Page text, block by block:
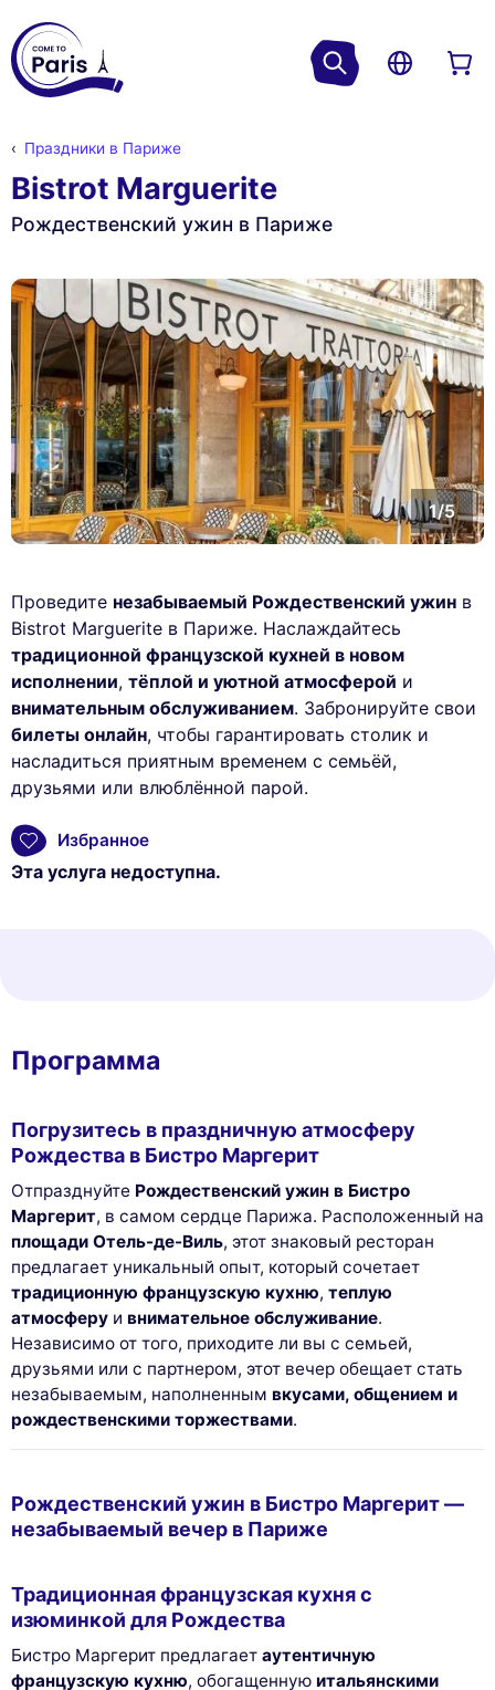
Праздники в Париже
Bistrot Marguerite
Рождественский ужин в Париже
1/5
Проведите незабываемый Рождественский ужин в
Bistrot Marguerite в Париже. Наслаждайтесь
традиционной французской кухней в новом
исполнении, тёплой и уютной атмосферой и
внимательным обслуживанием. Забронируйте свои
билеты онлайн, чтобы гарантировать столик и
насладиться приятным временем с семьёй,
друзьями или влюблённой парой.
Избранное
Эта услуга недоступна.
Программа
Погрузитесь в праздничную атмосферу
Рождества в Бистро Маргерит
Отпразднуйте Рождественский ужин в Бистро
Маргерит, в самом сердце Парижа. Расположенный на
площади Отель-де-Виль, этот знаковый ресторан
предлагает уникальный опыт, который сочетает
традиционную французскую кухню, теплую
атмосферу и внимательное обслуживание.
Независимо от того, приходите ли вы с семьей,
друзьями или с партнером, этот вечер обещает стать
незабываемым, наполненным вкусами, общением и
рождественскими торжествами.
Рождественский ужин в Бистро Маргерит —
незабываемый вечер в Париже
Традиционная французская кухня с
изюминкой для Рождества
Бистро Маргерит предлагает аутентичную
французскую кухню, обогащенную итальянскими